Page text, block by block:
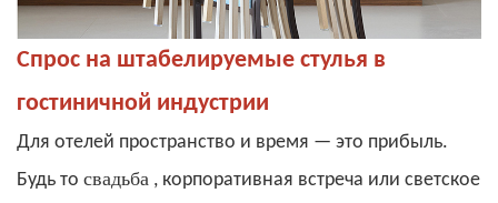
Спрос на штабелируемые стулья в
гостиничной индустрии
Для отелей пространство и время — это прибыль.
Будь то свадьба , корпоративная встреча или светское